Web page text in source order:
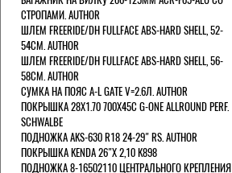
СТРОПАМИ. AUTHOR
ШЛЕМ FREERIDE/DH FULLFACE ABS-HARD SHELL, 52-
54СМ. AUTHOR
ШЛЕМ FREERIDE/DH FULLFACE ABS-HARD SHELL, 56-
58СМ. AUTHOR
СУМКА НА ПОЯС A-L GATE V=2.6Л. AUTHOR
ПОКРЫШКА 28X1.70 700X45C G-ONE ALLROUND PERF.
SCHWALBE
ПОДНОЖКА AKS-630 R18 24-29" RS. AUTHOR
ПОКРЫШКА KENDA 26"Х 2,10 K898
ПОДНОЖКА 8-16502110 ЦЕНТРАЛЬНОГО КРЕПЛЕНИЯ